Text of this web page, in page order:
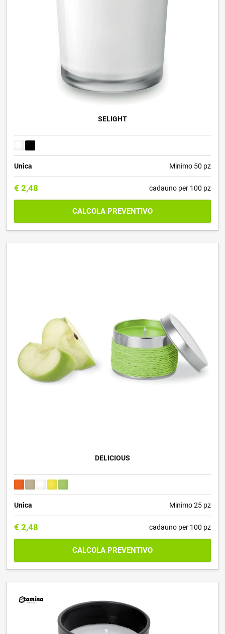
SELIGHT
Unica Minimo 50 pz
€ 2,48 cadauno per 100 pz
CALCOLA PREVENTIVO
DELICIOUS
Unica Minimo 25 pz
€ 2,48 cadauno per 100 pz
CALCOLA PREVENTIVO